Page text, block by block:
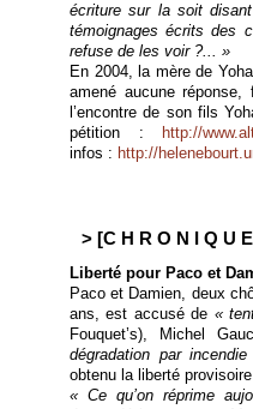
écriture sur la soit
témoignages écrits des
refuse de les voir ?... »
En 2004, la mère de
amené aucune
l’encontre de son fils
pétition :
http://
infos : http://
> [C H R O N I Q U
Liberté pour Paco et
Paco et Damien, deux
ans, est accusé de «
Fouquet’s), Michel
dégradation par
obtenu la liberté
« Ce qu’on réprime